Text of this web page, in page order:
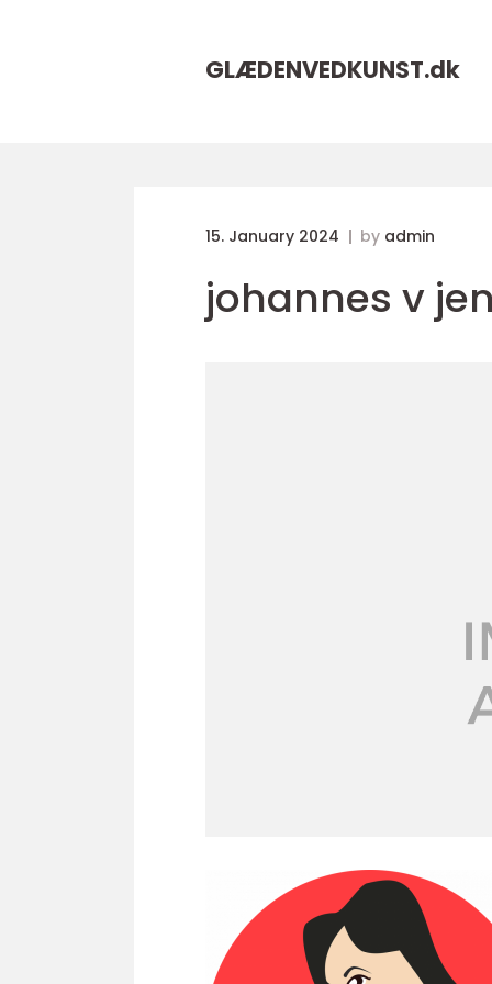
GLÆDENVEDKUNST.dk
15. January 2024 by admin
johannes v